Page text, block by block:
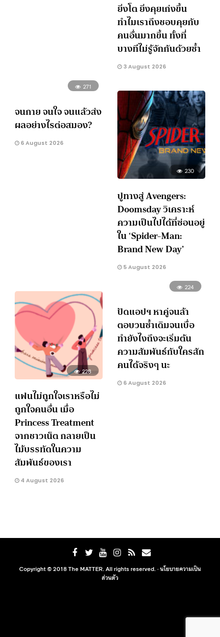
ยิ่งโต ยิ่งคุยเก่งขึ้น
ทำไมเราถึงชอบคุยกับ
คนอื่นมากขึ้น ทั้งที่
บางทีไม่รู้จักกันด้วยซ้ำ
3 August 2026
271
จนกาย จนใจ จนแล้วส่ง
ผลอย่างไรต่อสมอง?
6 August 2026
230
ปูทางสู่ Avengers:
Doomsday วิเคราะห์
ความเป็นไปได้ที่ซ่อนอยู่
ใน ‘Spider-Man:
Brand New Day’
5 August 2026
228
แฟนไม่ถูกใจเราหรือไม่
ถูกใจคนอื่น เมื่อ
Princess Treatment
จากชาวเน็ต กลายเป็น
ไม้บรรทัดในความ
สัมพันธ์ของเรา
4 August 2026
224
ปัดแอปฯ หาคู่จนล้า
ตอบวนซ้ำเดิมจนเบื่อ
ทำยังไงถึงจะเริ่มต้น
ความสัมพันธ์กับใครสัก
คนได้จริงๆ นะ
6 August 2026
Copyright © 2018 The MATTER. All rights reserved. ·นโยบายความเป็น
ส่วนตัว